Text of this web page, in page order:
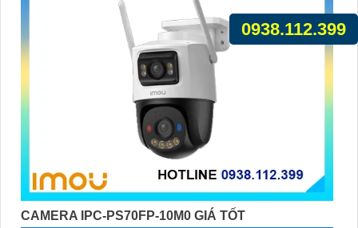
CAMERA IPC-PS70FP-10M0 GIÁ TỐT
0938.112.399